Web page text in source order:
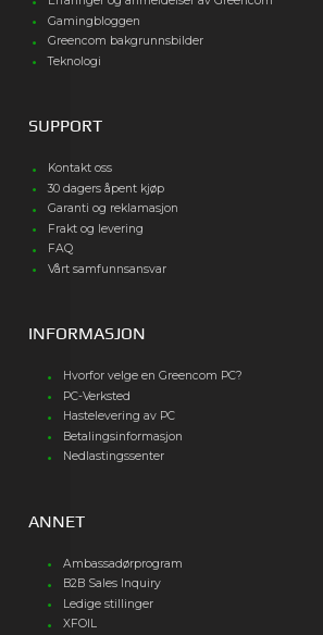
Gamingbloggen
Greencom bakgrunnsbilder
Teknologi
SUPPORT
Kontakt oss
30 dagers åpent kjøp
Garanti og reklamasjon
Frakt og levering
FAQ
Vårt samfunnsansvar
INFORMASJON
Hvorfor velge en Greencom PC?
PC-Verksted
Hastelevering av PC
Betalingsinformasjon
Nedlastingssenter
ANNET
Ambassadørprogram
B2B Sales Inquiry
Ledige stillinger
XFOIL